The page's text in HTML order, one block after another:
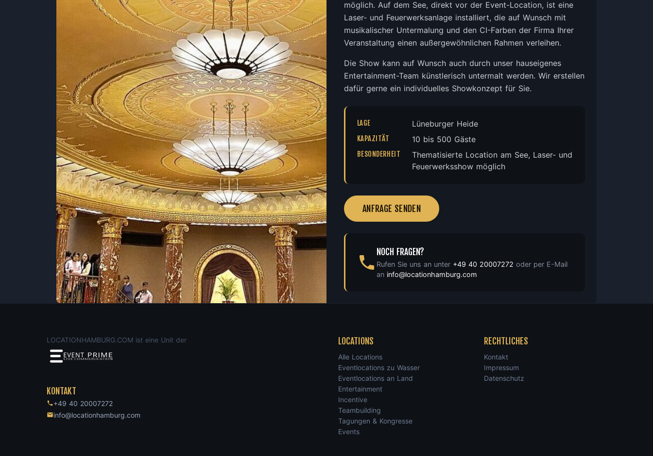
möglich. Auf dem See, direkt vor der Event-Location, ist eine
Laser- und Feuerwerksanlage installiert, die auf Wunsch mit
musikalischer Untermalung und den CI-Farben der Firma Ihrer
Veranstaltung einen außergewöhnlichen Rahmen verleihen.
Die Show kann auf Wunsch auch durch unser hauseigenes
Entertainment-Team künstlerisch untermalt werden. Wir erstellen
dafür gerne ein individuelles Showkonzept für Sie.
LAGE Lüneburger Heide
KAPAZITÄT 10 bis 500 Gäste
BESONDERHEIT
Thematisierte Location am See, Laser- und
Feuerwerksshow möglich
ANFRAGE SENDEN
NOCH FRAGEN?
Rufen Sie uns an unter +49 40 20007272 oder per E-Mail
an info@locationhamburg.com
LOCATIONHAMBURG.COM ist eine Unit der
KONTAKT
+49 40 20007272
info@locationhamburg.com
LOCATIONS
Alle Locations
Eventlocations zu Wasser
Eventlocations an Land
Entertainment
Incentive
Teambuilding
Tagungen & Kongresse
Events
RECHTLICHES
Kontakt
Impressum
Datenschutz